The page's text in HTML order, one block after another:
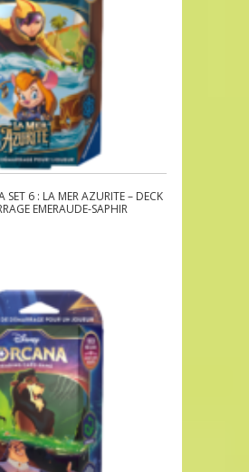
SET 6 : LA MER AZURITE – DECK
EMERAUDE-SAPHIR